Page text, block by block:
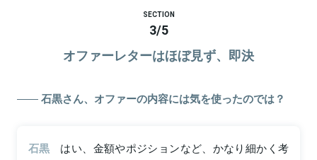
SECTION
3/5
オファーレターはほぼ見ず、即決
石黒さん、オファーの内容には気を使ったのでは？
石黒
はい、金額やポジションなど、かなり細かく考